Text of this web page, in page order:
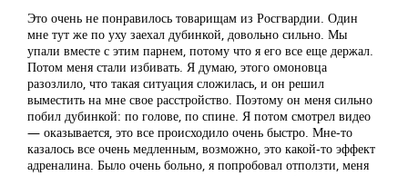
Это очень не понравилось товарищам из Росгвардии. Один
мне тут же по уху заехал дубинкой, довольно сильно. Мы
упали вместе с этим парнем, потому что я его все еще держал.
Потом меня стали избивать. Я думаю, этого омоновца
разозлило, что такая ситуация сложилась, и он решил
выместить на мне свое расстройство. Поэтому он меня сильно
побил дубинкой: по голове, по спине. Я потом смотрел видео
— оказывается, это все происходило очень быстро. Мне-то
казалось все очень медленным, возможно, это какой-то эффект
адреналина. Было очень больно, я попробовал отползти, меня